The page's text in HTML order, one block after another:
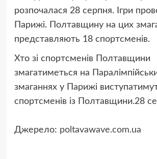
розпочалася 28 серпня. Ігри
Парижі. Полтавщину на цих
представляють 18 спортсменів.
Хто зі спортсменів Полтавщини
змагатиметься на
змаганнях у Парижі
спортсменів із Полтавщини.28
Джерело: poltavawave.com.ua